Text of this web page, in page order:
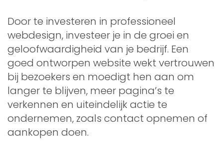
Door te investeren in professioneel
webdesign, investeer je in de groei en
geloofwaardigheid van je bedrijf. Een
goed ontworpen website wekt vertrouwen
bij bezoekers en moedigt hen aan om
langer te blijven, meer pagina’s te
verkennen en uiteindelijk actie te
ondernemen, zoals contact opnemen of
aankopen doen.